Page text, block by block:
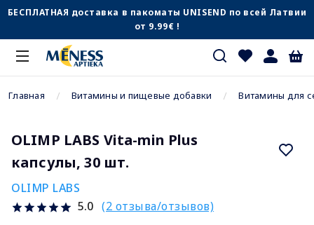
БЕСПЛАТНАЯ доставка в пакоматы UNISEND по всей Латвии
от 9.99€ !
Главная Витамины и пищевые добавки Витамины для
OLIMP LABS Vita-min Plus
капсулы, 30 шт.
OLIMP LABS
5.0 (2 отзыва/отзывов)